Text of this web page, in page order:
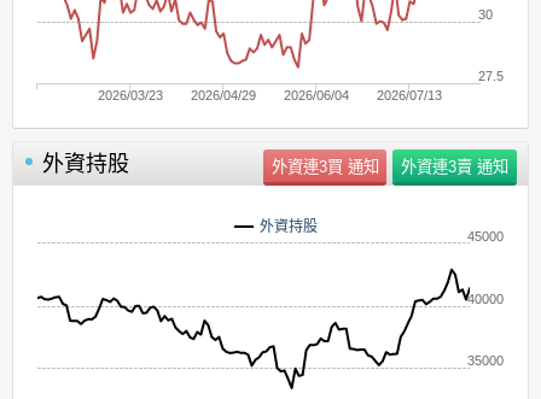
2026/03/23 2026/04/29 2026/06/04 2026/07/13
30
27.5
外資持股
外資持股
35000
40000
45000